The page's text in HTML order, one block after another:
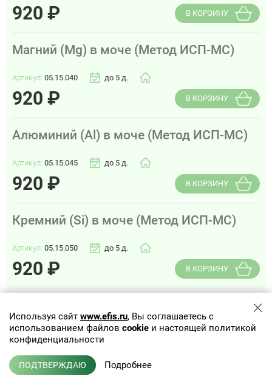
920 ₽ В КОРЗИНУ
Магний (Mg) в моче (Метод ИСП-МС)
Артикул: 05.15.040 до 5 д.
920 ₽ В КОРЗИНУ
Алюминий (Al) в моче (Метод ИСП-МС)
Артикул: 05.15.045 до 5 д.
920 ₽ В КОРЗИНУ
Кремний (Si) в моче (Метод ИСП-МС)
Артикул: 05.15.050 до 5 д.
920 ₽ В КОРЗИНУ
Артикул:05.15.060 до 5 д.
920₽
Используя сайт www.efis.ru, Вы соглашаетесь с
использованием файлов cookie и настоящей политикой
конфиденциальности
ПОДТВЕРЖДАЮ Подробнее